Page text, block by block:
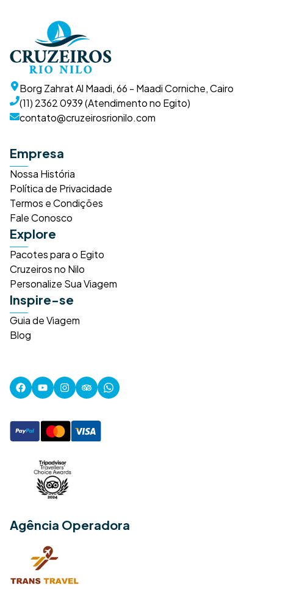
Borg Zahrat Al Maadi, 66 - Maadi Corniche, Cairo
(11) 2362 0939 (Atendimento no Egito)
contato@cruzeirosrionilo.com
Empresa
Nossa História
Política de Privacidade
Termos e Condições
Fale Conosco
Explore
Pacotes para o Egito
Cruzeiros no Nilo
Personalize Sua Viagem
Inspire-se
Guia de Viagem
Blog
Agência Operadora